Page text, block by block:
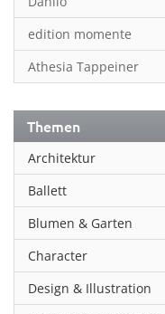
edition momente
Athesia Tappeiner
Themen
Architektur
Ballett
Blumen & Garten
Character
Design & Illustration